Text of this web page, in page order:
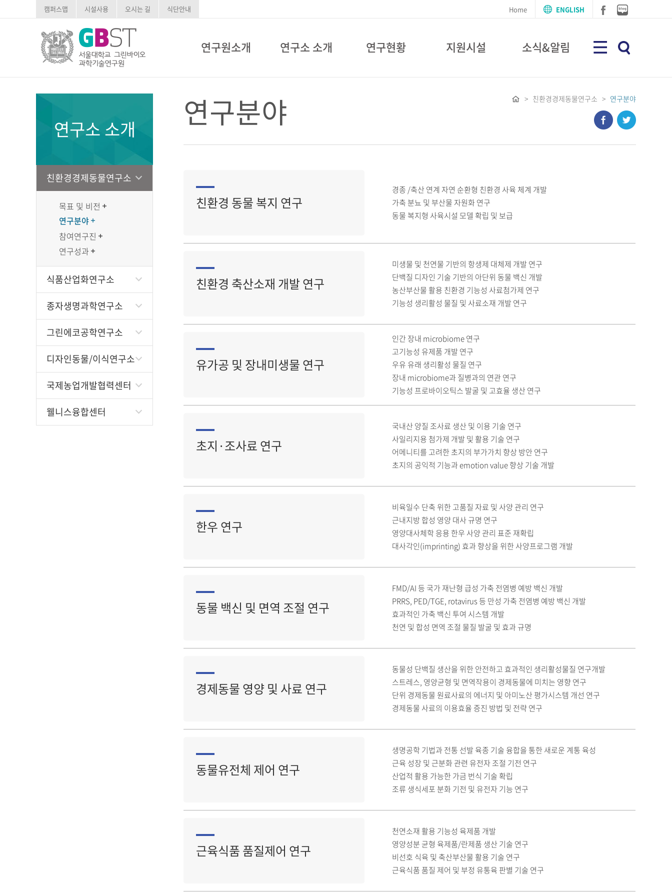
연구원소개 연구소 소개 연구현황 지원시설 소식&알림
캠퍼스맵 시설사용 오시는 길 식단안내 Home ENGLISH
연구소 소개
친환경경제동물연구소
목표 및 비전
연구분야
참여연구진
연구성과
식품산업화연구소
종자생명과학연구소
그린에코공학연구소
디자인동물/이식연구소
국제농업개발협력센터
웰니스융합센터
연구분야 > 친환경경제동물연구소 > 연구분야
친환경 동물 복지 연구
경종 /축산 연계 자연 순환형 친환경 사육 체계 개발
가축 분뇨 및 부산물 자원화 연구
동물 복지형 사육시설 모델 확립 및 보급
친환경 축산소재 개발 연구
미생물 및 천연물 기반의 항생제 대체제 개발 연구
단백질 디자인 기술 기반의 아단위 동물 백신 개발
농산부산물 활용 친환경 기능성 사료첨가제 연구
기능성 생리활성 물질 및 사료소재 개발 연구
유가공 및 장내미생물 연구
인간 장내 microbiome 연구
고기능성 유제품 개발 연구
우유 유래 생리활성 물질 연구
장내 microbiome과 질병과의 연관 연구
기능성 프로바이오틱스 발굴 및 고효율 생산 연구
초지·조사료 연구
국내산 양질 조사료 생산 및 이용 기술 연구
사일리지용 첨가제 개발 및 활용 기술 연구
어메니티를 고려한 초지의 부가가치 향상 방안 연구
초지의 공익적 기능과 emotion value 향상 기술 개발
한우 연구
비육일수 단축 위한 고품질 자료 및 사양 관리 연구
근내지방 합성 영양 대사 규명 연구
영양대사체학 응용 한우 사양 관리 표준 재확립
대사각인(imprinting) 효과 향상을 위한 사양프로그램 개발
동물 백신 및 면역 조절 연구
FMD/AI 등 국가 재난형 급성 가축 전염병 예방 백신 개발
PRRS, PED/TGE, rotavirus 등 만성 가축 전염병 예방 백신 개발
효과적인 가축 백신 투여 시스템 개발
천연 및 합성 면역 조절 물질 발굴 및 효과 규명
경제동물 영양 및 사료 연구
동물성 단백질 생산을 위한 안전하고 효과적인 생리활성물질 연구개발
스트레스, 영양균형 및 면역작용이 경제동물에 미치는 영향 연구
단위 경제동물 원료사료의 에너지 및 아미노산 평가시스템 개선 연구
경제동물 사료의 이용효율 증진 방법 및 전략 연구
동물유전체 제어 연구
생명공학 기법과 전통 선발 육종 기술 융합을 통한 새로운 계통 육성
근육 성장 및 근분화 관련 유전자 조절 기전 연구
산업적 활용 가능한 가금 번식 기술 확립
조류 생식세포 분화 기전 및 유전자 기능 연구
근육식품 품질제어 연구
천연소재 활용 기능성 육제품 개발
영양성분 균형 육제품/란제품 생산 기술 연구
비선호 식육 및 축산부산물 활용 기술 연구
근육식품 품질 제어 및 부정 유통육 판별 기술 연구